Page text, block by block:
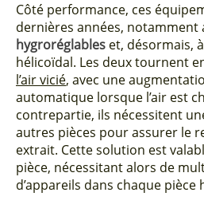
Côté performance, ces
dernières années, notamment
hygroréglables et, désormais,
hélicoïdal. Les deux tournent
l’air vicié, avec une
automatique lorsque l’air est
contrepartie, ils nécessitent
autres pièces pour assurer le
extrait. Cette solution est
pièce, nécessitant alors de
d’appareils dans chaque pièce